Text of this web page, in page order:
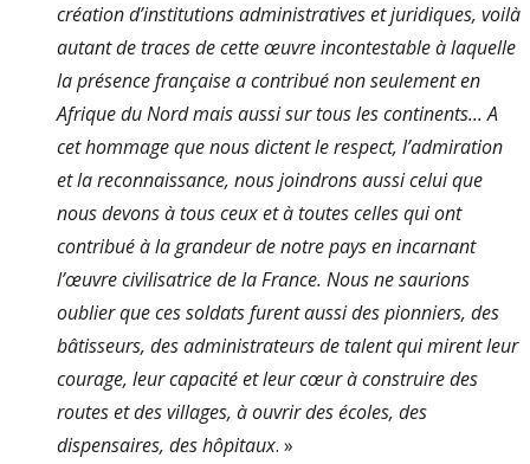
création d’institutions administratives et juridiques, voilà
autant de traces de cette œuvre incontestable à laquelle
la présence française a contribué non seulement en
Afrique du Nord mais aussi sur tous les continents... A
cet hommage que nous dictent le respect, l’admiration
et la reconnaissance, nous joindrons aussi celui que
nous devons à tous ceux et à toutes celles qui ont
contribué à la grandeur de notre pays en incarnant
l’œuvre civilisatrice de la France. Nous ne saurions
oublier que ces soldats furent aussi des pionniers, des
bâtisseurs, des administrateurs de talent qui mirent leur
courage, leur capacité et leur cœur à construire des
routes et des villages, à ouvrir des écoles, des
dispensaires, des hôpitaux. »